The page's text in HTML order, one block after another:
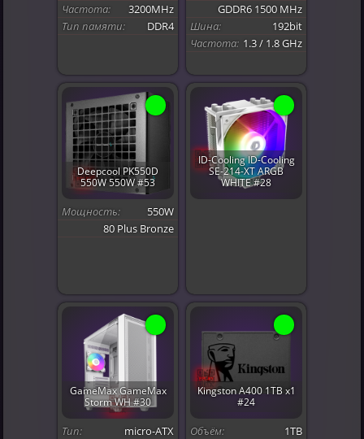
Частота:
3200MHz
Тип памяти:
DDR4
GDDR6 1500 MHz
Шина:
192bit
Частота: 1.3 / 1.8 GHz
Deepcool PK550D
550W 550W #53
Мощность:
550W
80 Plus Bronze
ID-Cooling ID-Cooling
SE-214-XT ARGB
WHITE #28
GameMax GameMax
Storm WH #30
Тип: micro-ATX
Kingston A400 1TB x1
#24
Объём:
1TB